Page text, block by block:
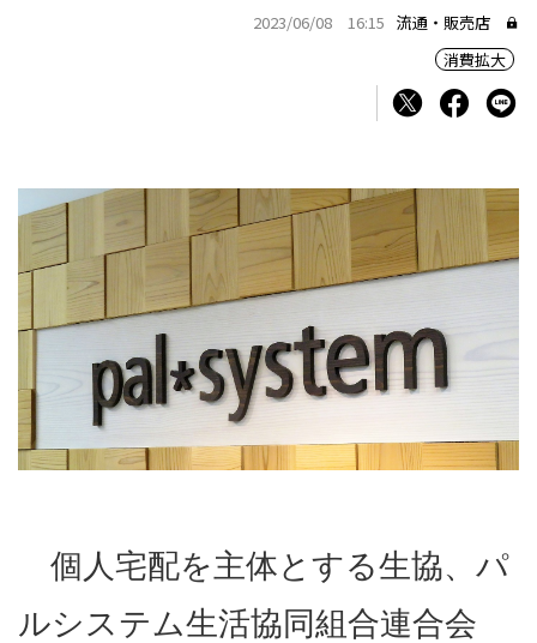
2023/06/08 16:15 流通・販売店
消費拡大
個人宅配を主体とする生協、パ
ルシステム生活協同組合連合会